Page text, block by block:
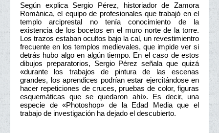
Según explica Sergio Pérez, historiador de Zamora
Románica, el equipo de profesionales que trabajó en el
templo arciprestal no tenía conocimiento de la
existencia de los bocetos en el muro norte de la torre.
Los trazos estaban ocultos bajo la cal, un revestimientro
frecuente en los templos medievales, que impide ver si
detrás hubo algo en algún tiempo. En el caso de estos
dibujos preparatorios, Sergio Pérez señala que quizá
«durante los trabajos de pintura de las escenas
grandes, los aprendices podrían estar ejercitándose en
hacer repeticiones de cruces, pruebas de color, figuras
esquemáticas que se quedaron ahí». Es decir, una
especie de «Photoshop» de la Edad Media que el
trabajo de investigación ha dejado el descubierto.